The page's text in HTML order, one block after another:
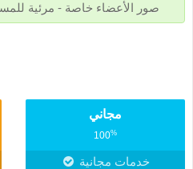
صور الأعضاء خاصة - مرئية
مجاني
100%
خدمات مجانية